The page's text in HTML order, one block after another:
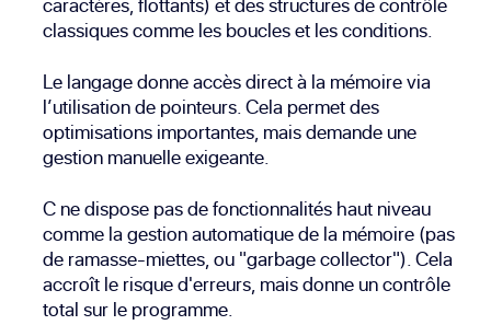
classiques comme les boucles et les conditions.
Le langage donne accès direct à la mémoire via
l’utilisation de pointeurs. Cela permet des
optimisations importantes, mais demande une
gestion manuelle exigeante.
C ne dispose pas de fonctionnalités haut niveau
comme la gestion automatique de la mémoire (pas
de ramasse-miettes, ou "garbage collector"). Cela
accroît le risque d'erreurs, mais donne un contrôle
total sur le programme.